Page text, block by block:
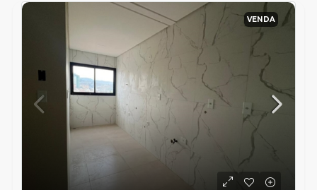
VENDA